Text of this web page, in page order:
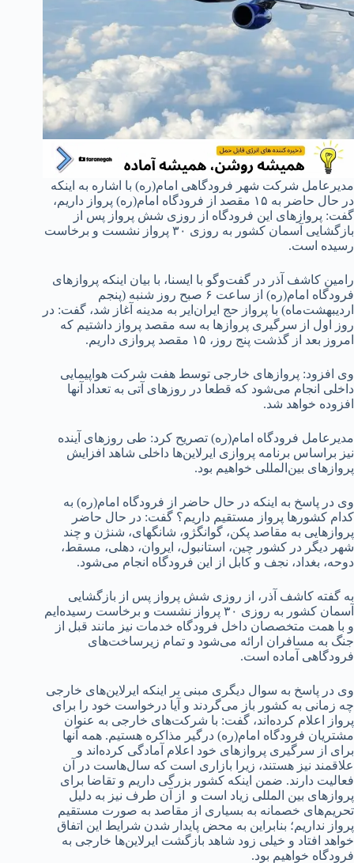
مدیرعامل شرکت شهر فرودگاهی امام(ره) با اشاره به اینکه
در حال حاضر به ۱۵ مقصد از فرودگاه امام(ره) پرواز داریم،
گفت: پروازهای این فرودگاه از روزی شش پرواز پس از
بازگشایی آسمان کشور به روزی ۳۰ پرواز نشست و برخاست
رسیده است.
رامین کاشف آذر در گفت‌وگو با ایسنا، با بیان اینکه پروازهای
فرودگاه امام(ره) از ساعت ۶ صبح روز شنبه (پنجم
اردیبهشت‌ماه) با پرواز حج ایران‌ایر به مدینه آغاز شد، گفت: در
روز اول از سرگیری پروازها به سه مقصد پرواز داشتیم که
امروز بعد از گذشت پنج روز، ۱۵ مقصد پروازی داریم.
وی افزود:‌ پروازهای خارجی توسط هفت شرکت هواپیمایی
داخلی انجام می‌شود که قطعا در روزهای آتی به تعداد آنها
افزوده خواهد شد.
مدیرعامل فرودگاه امام(ره) تصریح کرد: طی روزهای آینده
نیز براساس برنامه پروازی ایرلاین‌ها داخلی شاهد افزایش
پروازهای بین‌المللی خواهیم بود.
وی در پاسخ به اینکه در حال حاضر از فرودگاه امام(ره) به
کدام کشورها پرواز مستقیم داریم؟ گفت: در حال حاضر
پروازهایی به مقاصد پکن، گوانگژو، شانگهای، شنژن و چند
شهر دیگر در کشور چین، استانبول، ایروان، دهلی، مسقط،
دوحه، بغداد، نجف و کابل از این فرودگاه انجام می‌شود.
به گفته کاشف آذر، از روزی شش پرواز پس از بازگشایی
آسمان کشور به روزی ۳۰ پرواز نشست و برخاست رسیده‌ایم
و با همت متخصصان داخل فرودگاه خدمات نیز مانند قبل از
جنگ به مسافران ارائه می‌شود و تمام زیرساخت‌های
فرودگاهی آماده است.
وی در پاسخ به سوال دیگری مبنی بر اینکه ایرلاین‌های خارجی
چه زمانی به کشور باز می‌گردند و آیا درخواست خود را برای
پرواز اعلام کرده‌اند، گفت: با شرکت‌های خارجی به عنوان
مشتریان فرودگاه امام(ره) درگیر مذاکره هستیم. همه آنها
برای از سرگیری پروازهای خود اعلام آمادگی کرده‌اند و
علاقمند نیز هستند، زیرا بازاری است که سال‌هاست در آن
فعالیت دارند. ضمن اینکه کشور بزرگی داریم و تقاضا برای
پروازهای بین المللی زیاد است و از آن طرف نیز به دلیل
تحریم‌های خصمانه به بسیاری از مقاصد به صورت مستقیم
پرواز نداریم؛ بنابراین به محض پایدار شدن شرایط این اتفاق
خواهد افتاد و خیلی زود شاهد بازگشت ایرلاین‌ها خارجی به
فرودگاه خواهیم بود.